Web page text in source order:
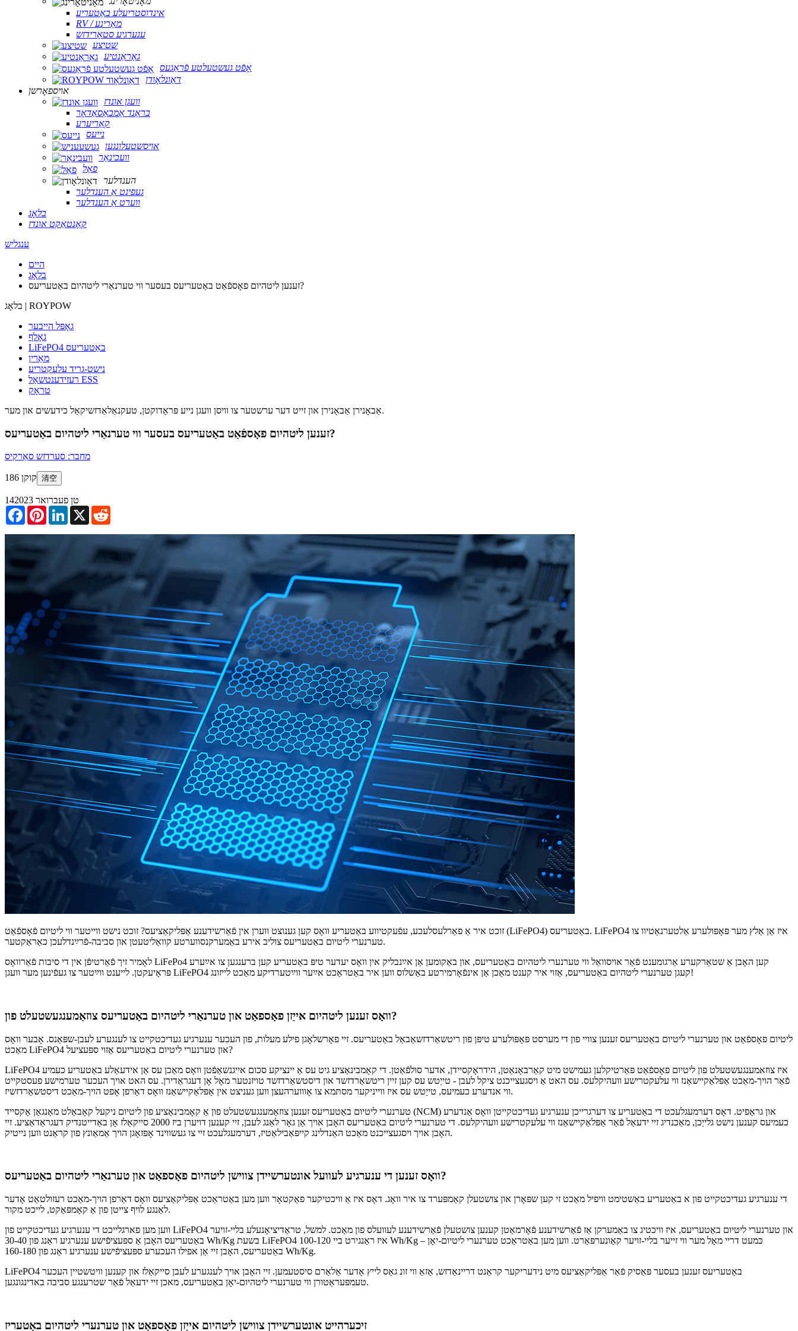
אינדוסטריעלע באַטעריע
RV / מאַרינע
ענערגיע סטאָרידזש
שטיצע
גאַראַנטיע
אָפֿט געשטעלטע פֿראַגעס
דאַונלאָודן
אויספאָרשן
וועגן אונדז
בראַנד אַמבאַסאַדאָר
קאַריערע
נייעס
אויסשטעלונגען
וועבינאַר
פאַל
הענדלער
געפינט אַ הענדלער
ווערט אַ הענדלער
בלאָג
קאָנטאַקט אונדז
ענגליש
היים
בלאָג
זענען ליטהיום פאָספֿאַט באַטעריעס בעסער ווי טערנאַרי ליטהיום באַטעריעס?
בלאָג | ROYPOW
גאָפּל הייבער
גאָלף
LiFePO4 באַטעריעס
מאַרין
נישט-גריד עלעקטריע
רעזידענטשאַל ESS
טראָק
אַבאָנירןאַבאָנירן און זייט דער ערשטער צו וויסן וועגן נייע פּראָדוקטן, טעקנאַלאַדזשיקאַל כידעשים און מער.
זענען ליטהיום פאָספֿאַט באַטעריעס בעסער ווי טערנאַרי ליטהיום באַטעריעס?
מחבר: סערדזש סאַרקיס
186 קוקן 清空
14טן פעברואר 2023
FacebookPinterestLinkedIn
X
זוכט איר אַ פאַרלעסלעכע, עפֿעקטיווע באַטעריע וואָס קען גענוצט ווערן אין פֿאַרשידענע אַפּליקאַציעס? זוכט נישט ווייטער ווי ליטיום פֿאָספֿאַט (LiFePO4) באַטעריעס. LiFePO4 איז אַן אַלץ מער פּאָפּולערע אַלטערנאַטיוו צו
טערנערי ליטיום באַטעריעס צוליב אירע באַמערקנסווערטע קוואַליטעטן און סביבה-פֿרײַנדלעכן כאַראַקטער.
לאָמיר זיך פֿאַרטיפֿן אין די סיבות פֿאַרוואָס LiFePo4 קען האָבן אַ שטאַרקערע אַרגומענט פֿאַר אויסוואַל ווי טערנערי ליטהיום באַטעריעס, און באַקומען אַן אײַנבליק אין וואָס יעדער טיפּ באַטעריע קען ברענגען צו אײַערע
פּראָיעקטן. לייענט ווײַטער צו געפֿינען מער וועגן LiFePO4 קעגן טערנערי ליטהיום באַטעריעס, אַזוי איר קענט מאַכן אַן אינפֿאָרמירטע באַשלוס ווען איר באַטראַכט אײַער ווײַטערדיקע מאַכט לייזונג!
וואָס זענען ליטהיום אייַזן פאָספאַט און טערנאַרי ליטהיום באַטעריעס צוזאַמענגעשטעלט פון?
ליטיום פאָספֿאַט און טערנערי ליטיום באַטעריעס זענען צוויי פון די מערסט פּאָפּולערע טיפּן פון ריטשאַרדזשאַבאַל באַטעריעס. זיי פאָרשלאָגן פילע מעלות, פון העכער ענערגיע געדיכטקייט צו לענגערע לעבן-שפּאַנס. אָבער וואָס
מאַכט LiFePO4 און טערנערי ליטיום באַטעריעס אַזוי ספּעציעל?
LiFePO4 איז צוזאמענגעשטעלט פון ליטיום פאָספֿאַט פּאַרטיקלען געמישט מיט קאַרבאָנאַטן, הידראָקסיידן, אדער סולפֿאַטן. די קאָמבינאַציע גיט עס אַ יינציקע סכום אייגנשאַפֿטן וואָס מאַכן עס אַן אידעאַלע באַטעריע כעמיע
פֿאַר הויך-מאַכט אַפּלאַקיישאַנז ווי עלעקטרישע וועהיקלעס. עס האט אַ ויסגעצייכנט ציקל לעבן - טייַטש עס קען זיין ריטשאַרדזשד און דיסטשאַרדזשד טויזנטער מאָל אָן דעגראַדירן. עס האט אויך העכער טערמישע פעסטקייט
ווי אנדערע כעמיעס, טייַטש עס איז ווייניקער מסתּמא צו אָוווערהעצן ווען געניצט אין אַפּלאַקיישאַנז וואָס דאַרפן אָפט הויך-מאַכט דיסטשאַרדזשיז.
טערנערי ליטיום באַטעריעס זענען צוזאַמענגעשטעלט פון אַ קאָמבינאַציע פון ​​ליטיום ניקעל קאָבאַלט מאַנגאַן אָקסייד (NCM) און גראַפיט. דאָס דערמעגלעכט די באַטעריע צו דערגרייכן ענערגיע געדיכטקייטן וואָס אַנדערע
כעמיעס קענען נישט גלייַכן, מאַכנדיג זיי ידעאַל פֿאַר אַפּלאַקיישאַנז ווי עלעקטרישע וועהיקלעס. די טערנערי ליטיום באַטעריעס האָבן אויך אַן גאָר לאַנג לעבן, זיי קענען דויערן ביז 2000 סייקאַלז אָן באַדייטנדיק דעגראַדאַציע. זיי
האָבן אויך ויסגעצייכנט מאַכט האַנדלינג קייפּאַבילאַטיז, דערמעגלעכט זיי צו געשווינד אָפּזאָגן הויך אַמאַונץ פון קראַנט ווען נייטיק.
וואָס זענען די ענערגיע לעוועל אונטערשיידן צווישן ליטהיום פאָספאַט און טערנאַרי ליטהיום באַטעריעס?
די ענערגיע געדיכטקייט פון א באַטעריע באַשטימט וויפיל מאַכט זי קען שפּאָרן און צושטעלן קאַמפּערד צו איר וואָג. דאָס איז אַ וויכטיקער פאַקטאָר ווען מען באַטראַכט אַפּליקאַציעס וואָס דאַרפן הויך-מאַכט רעזולטאַט אָדער
לאַנגע לויף צייטן פון אַ קאָמפּאַקט, לייכט מקור.
ווען מען פארגלייכט די ענערגיע געדיכטקייט פון LiFePO4 און טערנערי ליטיום באַטעריעס, איז וויכטיג צו באַמערקן אַז פֿאַרשידענע פֿאָרמאַטן קענען צושטעלן פֿאַרשידענע לעוועלס פון מאַכט. למשל, טראַדיציאָנעלע בליי-זויער
באַטעריעס האָבן אַ ספּעציפֿישע ענערגיע ראַנג פון 30-40 Wh/Kg בשעת LiFePO4 איז ראַנגירט ביי 100-120 Wh/Kg – כּמעט דריי מאָל מער ווי זייער בליי-זויער קאַונערפּאַרט. ווען מען באַטראַכט טערנערי ליטיום-יאָן
באַטעריעס, האָבן זיי אַן אפילו העכערע ספּעציפֿישע ענערגיע ראַנג פון 160-180 Wh/Kg.
LiFePO4 באַטעריעס זענען בעסער פּאַסיק פֿאַר אַפּליקאַציעס מיט נידעריקער קראַנט דריינאַדזש, אַזאַ ווי זונ גאַס לייץ אָדער אַלאַרם סיסטעמען. זיי האָבן אויך לענגערע לעבן סייקאַלז און קענען וויטשטיין העכער
טעמפּעראַטורן ווי טערנערי ליטהיום-יאָן באַטעריעס, מאכן זיי ידעאַל פֿאַר שטרענגע סביבה באדינגונגען.
זיכערהייט אונטערשיידן צווישן ליטהיום אייַזן פאָספאַט און טערנערי ליטהיום באַטעריז